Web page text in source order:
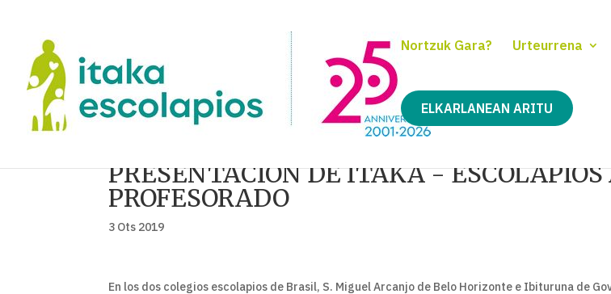
Nortzuk Gara? Urteurrena
ELKARLANEAN ARITU
PRESENTACIÓN DE ITAKA -
PROFESORADO
3 Ots 2019
En los dos colegios escolapios de Brasil, S. Miguel Arcanjo de Belo Horizonte e Ibituruna de